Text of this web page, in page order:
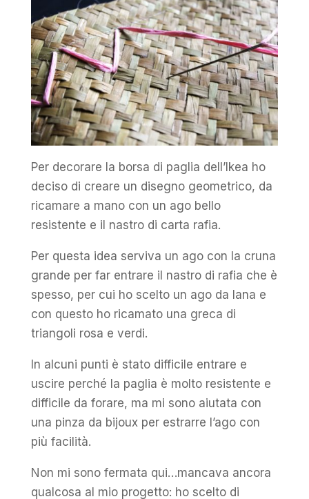
Per decorare la borsa di paglia dell’Ikea ho
deciso di creare un disegno geometrico, da
ricamare a mano con un ago bello
resistente e il nastro di carta rafia.
Per questa idea serviva un ago con la cruna
grande per far entrare il nastro di rafia che è
spesso, per cui ho scelto un ago da lana e
con questo ho ricamato una greca di
triangoli rosa e verdi.
In alcuni punti è stato difficile entrare e
uscire perché la paglia è molto resistente e
difficile da forare, ma mi sono aiutata con
una pinza da bijoux per estrarre l’ago con
più facilità.
Non mi sono fermata qui…mancava ancora
qualcosa al mio progetto: ho scelto di